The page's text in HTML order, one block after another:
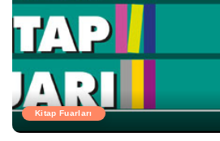
Kitap Fuarları